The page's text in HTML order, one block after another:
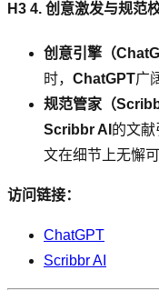
H3 4. 创意激发与规范
创意引擎（
时， ChatGPT广
规范管家（
Scribbr AI 的文
文在细节上无懈
访问链接：
ChatGPT
Scribbr AI